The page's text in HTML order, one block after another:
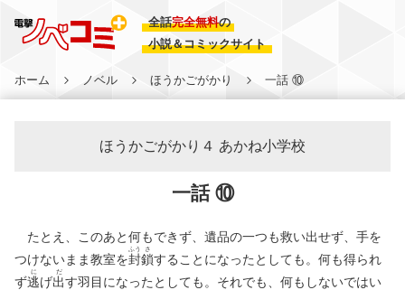
全話完全無料の
小説＆コミックサイト
ホーム ノベル ほうかごがかり 一話 ⑩
ほうかごがかり４ あかね小学校
一話 ⑩
たとえ、このあと何もできず、遺品の一つも救い出せず、手を
つけないまま教室を封
ふう
鎖
さ
することになったとしても。何も得られ
ず逃
に
げ出
だ
す羽目になったとしても。それでも、何もしないではい